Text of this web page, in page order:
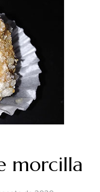
morcilla